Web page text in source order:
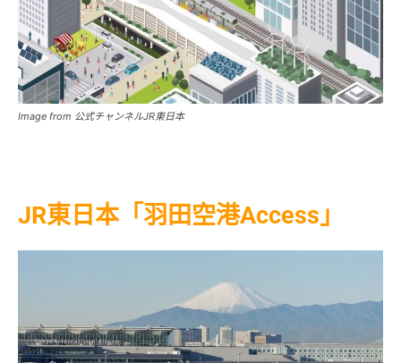
Image from 公式チャンネルJR東日本
JR東日本「羽田空港Access」